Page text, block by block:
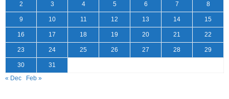
2 3 4 5 6 7 8
9 10 11 12 13 14 15
16 17 18 19 20 21 22
23 24 25 26 27 28 29
30
31
« Dec
Feb »